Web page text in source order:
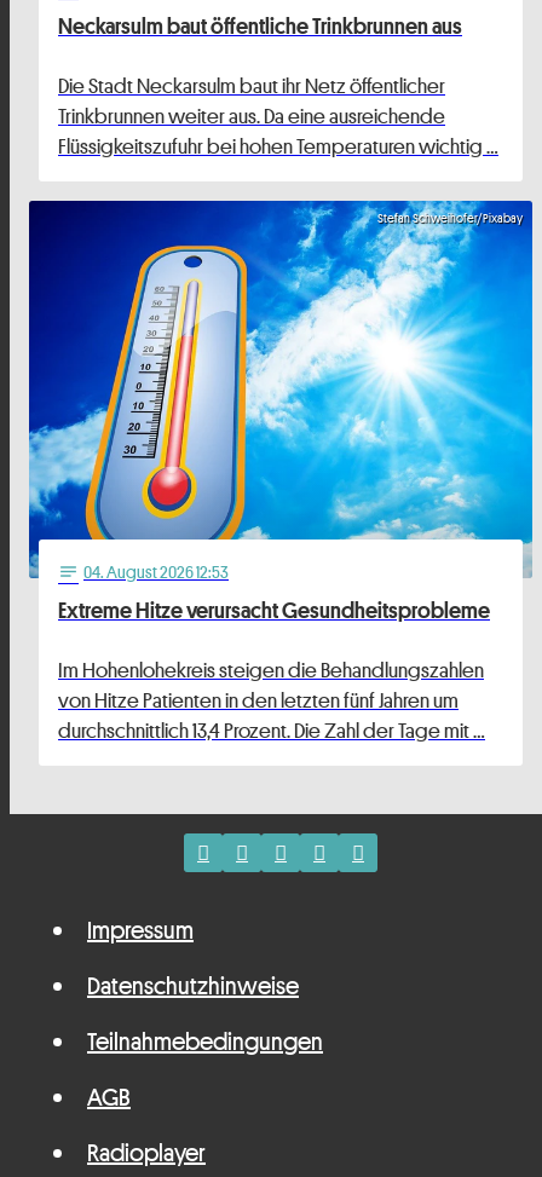
Neckarsulm baut öffentliche Trinkbrunnen aus
Die Stadt Neckarsulm baut ihr Netz öffentlicher
Trinkbrunnen weiter aus. Da eine ausreichende
Flüssigkeitszufuhr bei hohen Temperaturen wichtig …
Stefan Schweihofer/Pixabay
notes 04. August 2026 12:53
Extreme Hitze verursacht Gesundheitsprobleme
Im Hohenlohekreis steigen die Behandlungszahlen
von Hitze Patienten in den letzten fünf Jahren um
durchschnittlich 13,4 Prozent. Die Zahl der Tage mit …
Impressum
Datenschutzhinweise
Teilnahmebedingungen
AGB
Radioplayer